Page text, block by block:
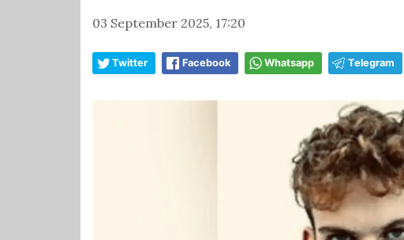
03 September 2025, 17:20
Twitter Facebook Whatsapp Telegram